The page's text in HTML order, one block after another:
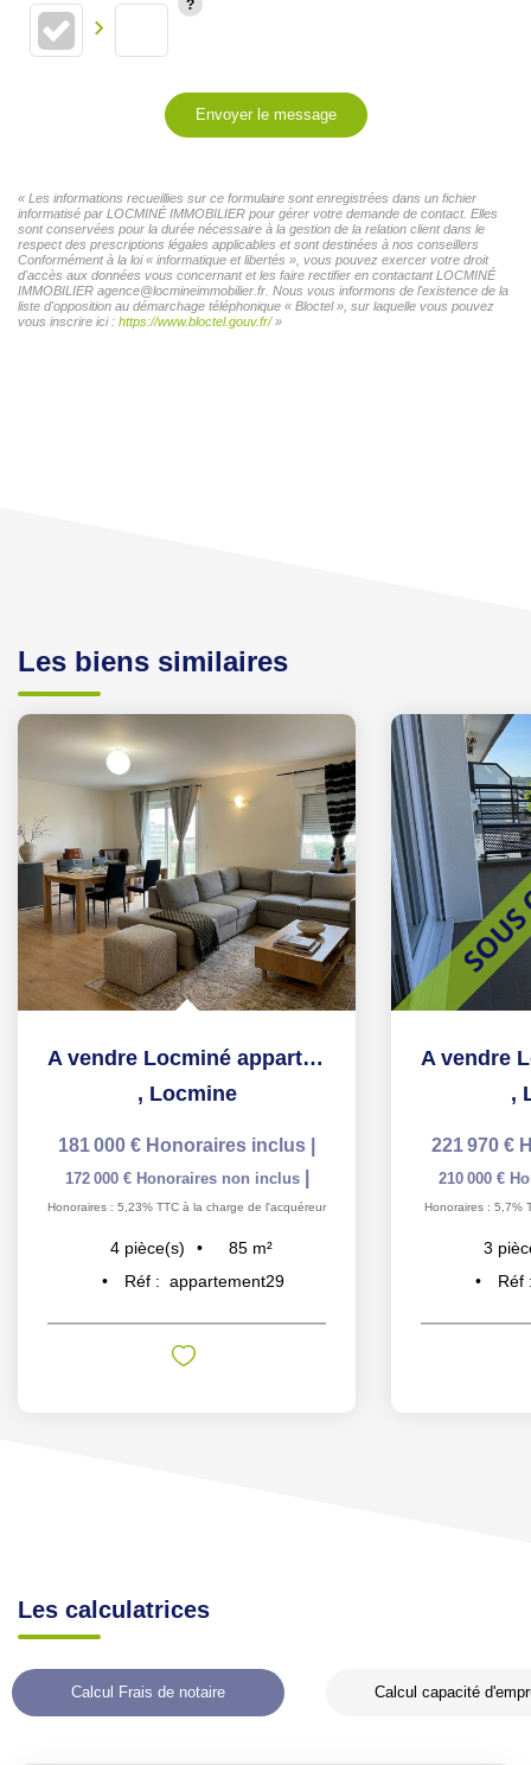
Envoyer le message
« Les informations recueillies sur ce formulaire sont enregistrées dans un fichier
informatisé par LOCMINÉ IMMOBILIER pour gérer votre demande de contact. Elles
sont conservées pour la durée nécessaire à la gestion de la relation client dans le
respect des prescriptions légales applicables et sont destinées à nos conseillers
Conformément à la loi « informatique et libertés », vous pouvez exercer votre droit
d'accès aux données vous concernant et les faire rectifier en contactant LOCMINÉ
IMMOBILIER agence@locmineimmobilier.fr. Nous vous informons de l'existence de la
liste d'opposition au démarchage téléphonique « Bloctel », sur laquelle vous pouvez
vous inscrire ici : https://www.bloctel.gouv.fr/»
Les biens similaires
A vendre Locminé appartement T4 rez-de-chaussée, 85m², 2...
, Locmine
181 000 € Honoraires inclus
172 000 € Honoraires non inclus
Honoraires : 5,23% TTC à la charge de l'acquéreur
4 pièce(s) 85 m²
Réf : appartement29
,
221 970 €
210 000 €
Honoraires : 5,7%
3
Réf
Les calculatrices
Calcul Frais de notaire Calcul capacité